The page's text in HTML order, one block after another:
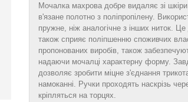
Мочалка махрова добре видаляє зі
в'язане полотно з поліпропілену.
пружне, ніж аналогічне з інших ниток.
також сприяє поліпшенню споживчих
пропонованих виробів, також
надаючи мочалці характерну форму.
дозволяє зробити міцне з'єднання
намоканні. Ручки проходять наскрізь
кріпляться на торцях.